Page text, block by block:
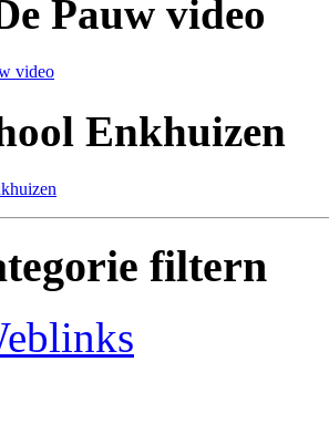
Pauw video
Enkhuizen
filtern